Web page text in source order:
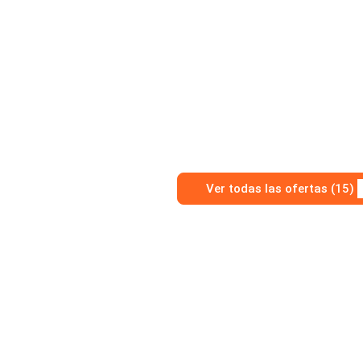
Ver todas las ofertas (15)